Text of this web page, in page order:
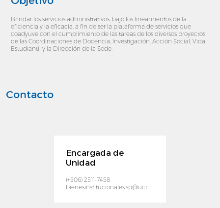
Brindar los servicios administrativos, bajo los lineamientos de la
eficiencia y la eficacia, a fin de ser la plataforma de servicios que
coadyuve con el cumplimiento de las tareas de los diversos proyectos
de las Coordinaciones de Docencia, Investigación, Acción Social, Vida
Estudiantil y la Dirección de la Sede.
Contacto
Encargada de
Unidad
(+506) 2511-7458
bienesinstitucionales.sp@ucr.ac.cr